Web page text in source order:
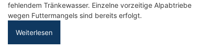
fehlendem Tränkewasser. Einzelne vorzeitige Alpabtriebe
wegen Futtermangels sind bereits erfolgt.
Weiterlesen